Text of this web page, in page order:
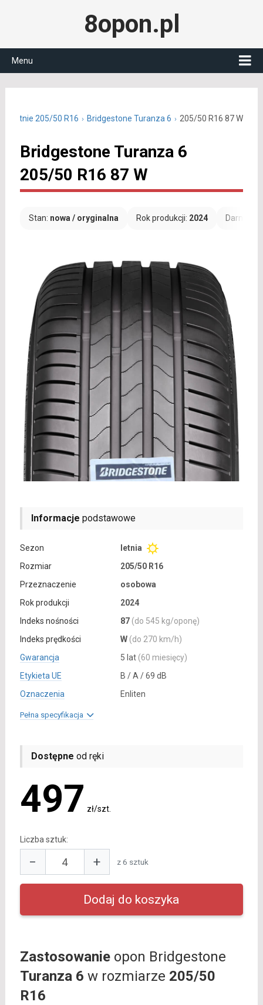
8opon.pl
Menu
letnie 205/50 R16 Bridgestone Turanza 6 205/50 R16 87 W
Bridgestone Turanza 6
205/50 R16 87 W
Stan: nowa / oryginalna Rok produkcji: 2024
Informacje podstawowe
Sezon
letnia
Rozmiar
205/50 R16
Przeznaczenie
osobowa
Rok produkcji
2024
Indeks nośności
87 (do 545 kg/oponę)
Indeks prędkości
W (do 270 km/h)
Gwarancja
5 lat (60 miesięcy)
Etykieta UE
B / A / 69 dB
Oznaczenia
Enliten
Pełna specyfikacja
Dostępne od ręki
497 zł/szt.
Liczba sztuk:
− + z 6 sztuk
Zastosowanieopon Bridgestone
Turanza 6 w rozmiarze 205/50
R16